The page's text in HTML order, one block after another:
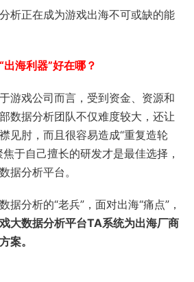
析正在成为游戏出海不可或缺的能
海利器”好在哪？
游戏公司而言，受到资金、资源和
数据分析团队不仅难度较大，还让
见肘，而且很容易造成“重复造轮
于自己擅长的研发才是最佳选择，
据分析平台。
据分析的“老兵”，面对出海“痛点”，
大数据分析平台TA系统为出海厂商
案。